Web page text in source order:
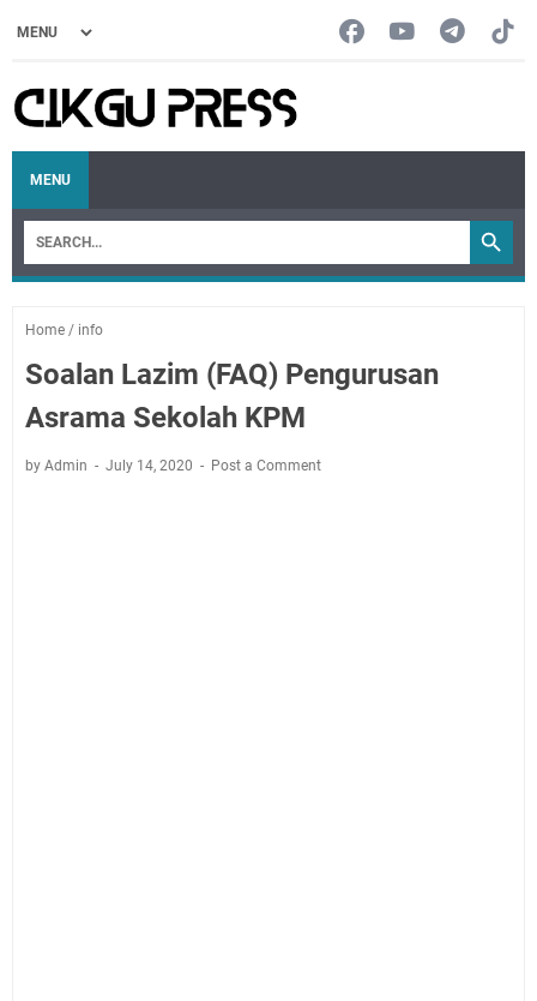
MENU
Home / info
Soalan Lazim (FAQ) Pengurusan
Asrama Sekolah KPM
by Admin July 14, 2020 Post a Comment